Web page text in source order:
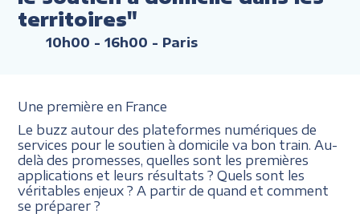
territoires"
10h00 - 16h00 - Paris
Une première en France
Le buzz autour des plateformes numériques de
services pour le soutien à domicile va bon train. Au-
delà des promesses, quelles sont les premières
applications et leurs résultats ? Quels sont les
véritables enjeux ? A partir de quand et comment
se préparer ?